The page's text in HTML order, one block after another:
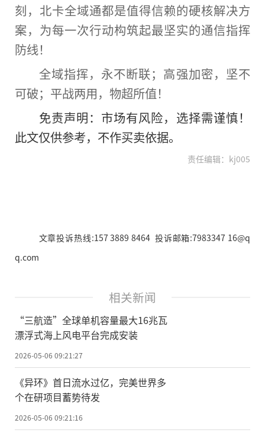
刻，北卡全域通都是值得信赖的硬核解决方
案，为每一次行动构筑起最坚实的通信指挥
防线！
全域指挥，永不断联；高强加密，坚不
可破； 平战两用，物超所值！
免责声明：市场有风险，选择需谨慎！
此文仅供参考，不作买卖依据。
责任编辑：kj005
文章投诉热线:157 3889 8464 投诉邮箱:7983347 16@q
q.com
相关新闻
“三航造”全球单机容量最大16兆瓦
漂浮式海上风电平台完成安装
2026-05-06 09:21:27
《异环》首日流水过亿，完美世界多
个在研项目蓄势待发
2026-05-06 09:21:16